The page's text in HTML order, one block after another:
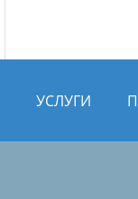
УСЛУГИ